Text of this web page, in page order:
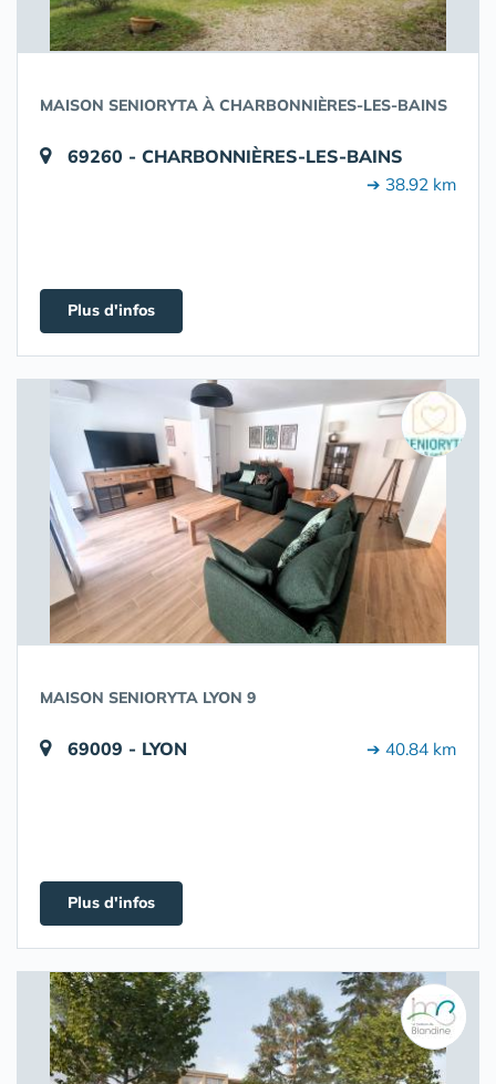
MAISON SENIORYTA À CHARBONNIÈRES-LES-BAINS
69260 - CHARBONNIÈRES-LES-BAINS
➔ 38.92 km
Plus d'infos
MAISON SENIORYTA LYON 9
69009 - LYON ➔ 40.84 km
Plus d'infos